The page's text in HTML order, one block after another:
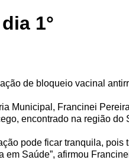
1°
de bloqueio vacinal
Municipal, Francinei
encontrado na região do
pode ficar tranquila, pois
Saúde”, afirmou